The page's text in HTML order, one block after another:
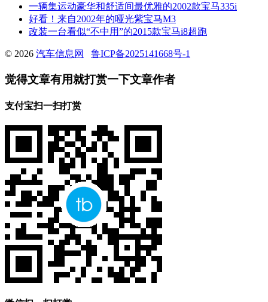
一辆集运动豪华和舒适间最优雅的2002款宝马335i
好看！来自2002年的哑光紫宝马M3
改装一台看似“不中用”的2015款宝马i8超跑
© 2026 汽车信息网 鲁ICP备2025141668号-1
觉得文章有用就打赏一下文章作者
支付宝扫一扫打赏